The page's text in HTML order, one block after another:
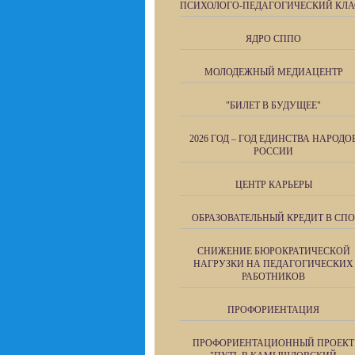
ПСИХОЛОГО-ПЕДАГОГИЧЕСКИЙ
ЯДРО СППО
МОЛОДЕЖНЫЙ МЕДИАЦЕНТР
"БИЛЕТ В БУДУЩЕЕ"
2026 ГОД – ГОД ЕДИНСТВА
РОССИИ
ЦЕНТР КАРЬЕРЫ
ОБРАЗОВАТЕЛЬНЫЙ КРЕДИТ В СПО
СНИЖЕНИЕ БЮРОКРАТИЧЕСКОЙ
НАГРУЗКИ НА ПЕДАГОГИЧЕСКИХ
РАБОТНИКОВ
ПРОФОРИЕНТАЦИЯ
ПРОФОРИЕНТАЦИОННЫЙ ПРОЕКТ